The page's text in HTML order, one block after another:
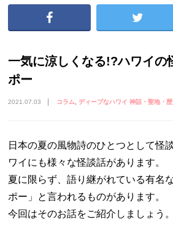
一気に涼しくなる!?ハワイの
ポー
2021.07.03 コラム ディープなハワイ 神話・聖地・
日本の夏の風物詩のひとつとして怪
ワイにも様々な怪談話があります。
夏に限らず、語り継がれている有名
ポー」と言われるものがあります。
今回はそのお話をご紹介しましょう。